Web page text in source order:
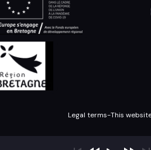
Legal terms-This